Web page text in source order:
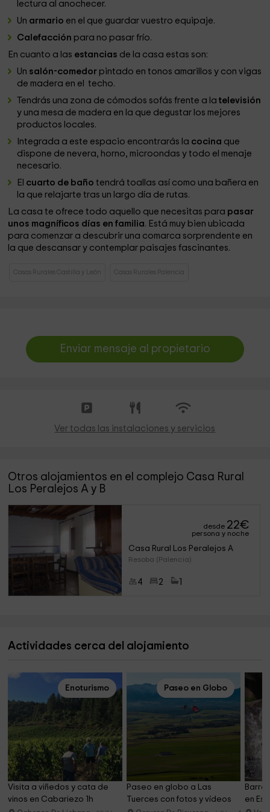
lectura al anochecer.
Un armario en el que guardar vuestro equipaje.
Calefacción para no pasar frío.
En cuanto a las estancias de la casa estas son:
Un salón-comedor pintado en tonos amarillos y con vigas
de madera en el techo.
Tendrás una zona de cómodos sofás frente a latelevisión
y una mesa de madera en la que degustar los mejores
productos locales.
Integrada a este espacio encontrarás la cocina que
dispone de nevera, horno, microondas y todo el menaje
necesario.
El cuarto de bañotendrá toallas así como una bañera en
la que relajarte tras un largo día de rutas.
La casa te ofrece todo aquello que necesitas para pasar
unos magníficos días en familia. Está muy bien ubicada
para comenzar a descubrir una comarca sorprendente en
la que descansar y contemplar paisajes fascinantes.
Casas Rurales Castilla y León Casas Rurales Palencia
Enviar mensaje al propietario
Ver todas las instalaciones y servicios
Otros alojamientos en el complejo Casa Rural
Los Peralejos A y B
desde 22€
persona y noche
Casa Rural Los Peralejos A
Resoba (Palencia)
4 2
Actividades cerca del alojamiento
Enoturismo
Visita a viñedos y cata de
vinos en Cabariezo 1h
Paseo en Globo
Paseo en globo a Las
Tuerces con fotos y vídeos
en